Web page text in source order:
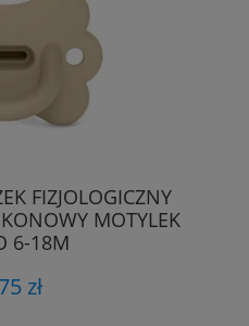
FIZJOLOGICZNY
MOTYLEK
6-18M
zł